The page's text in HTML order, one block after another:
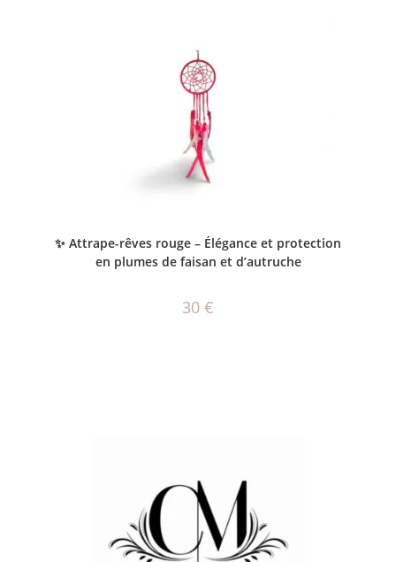
AJOUTER AU PANIER
✨ Attrape-rêves rouge – Élégance et protection
en plumes de faisan et d’autruche
30 €